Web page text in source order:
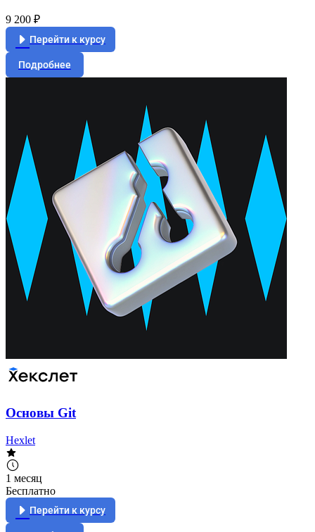
9 200 ₽
Перейти к курсу
Подробнее
Основы Git
Hexlet
1 месяц
Бесплатно
Перейти к курсу